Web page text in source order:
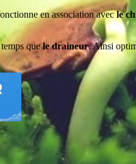
en association avecle
temps quele draineur. Ainsi